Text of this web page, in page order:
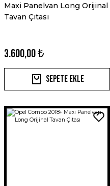
Maxi Panelvan Long Orijinal
Tavan Çıtası
3.600,00 ₺
Sepete Ekle